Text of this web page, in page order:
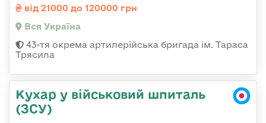
від 21000 до 120000 грн
Вся Україна
43-тя окрема артилерійська бригада ім. Тараса
Трясила
Кухар у військовий шпиталь
(ЗСУ)